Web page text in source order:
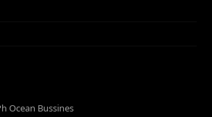
Ocean Bussines